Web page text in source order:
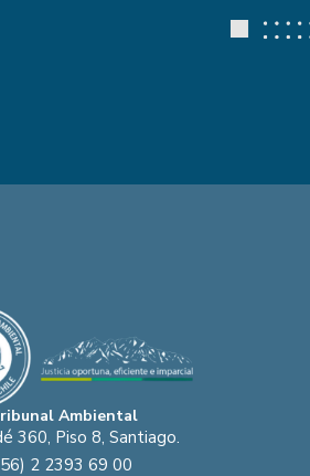
Ambiental
360, Piso 8, Santiago.
2 2393 69 00